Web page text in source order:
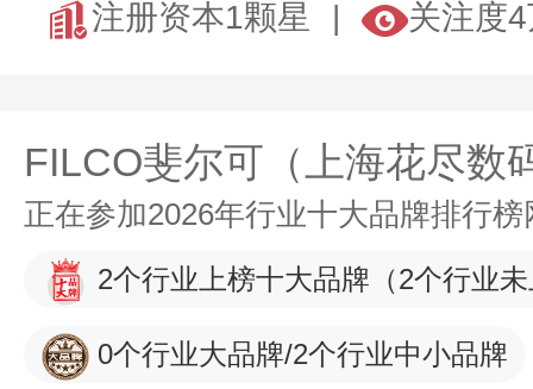
注册资本1颗星
关注度
FILCO斐尔可（上海花尽数
正在参加2026年行业十大品牌排行
2个行业上榜十大品牌 （2个行业
0个行业大品牌/2个行业中小品牌